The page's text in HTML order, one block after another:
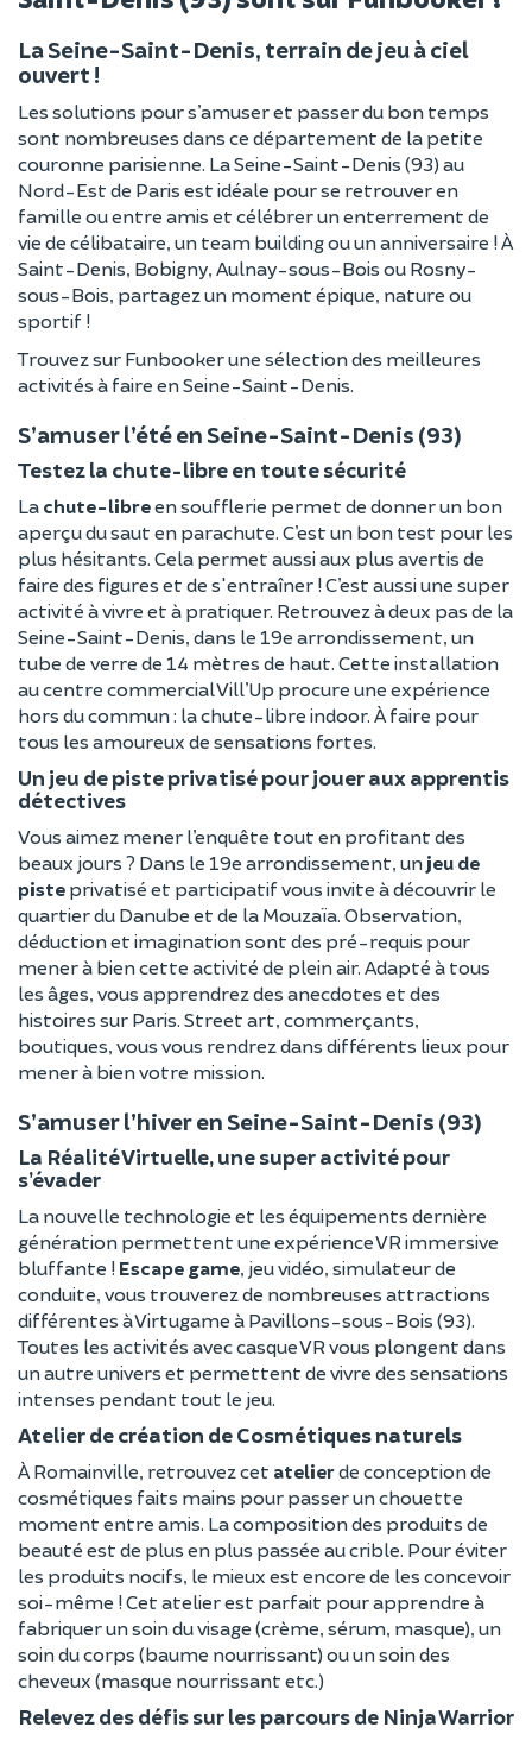
La Seine-Saint-Denis, terrain de jeu à ciel
ouvert !
Les solutions pour s’amuser et passer du bon temps
sont nombreuses dans ce département de la petite
couronne parisienne. La Seine-Saint-Denis (93) au
Nord-Est de Paris est idéale pour se retrouver en
famille ou entre amis et célébrer un enterrement de
vie de célibataire, un team building ou un anniversaire ! À
Saint-Denis, Bobigny, Aulnay-sous-Bois ou Rosny-
sous-Bois, partagez un moment épique, nature ou
sportif !
Trouvez sur Funbooker une sélection des meilleures
activités à faire en Seine-Saint-Denis.
S’amuser l’été en Seine-Saint-Denis (93)
Testez la chute-libre en toute sécurité
La chute-libreen soufflerie permet de donner un bon
aperçu du saut en parachute. C’est un bon test pour les
plus hésitants. Cela permet aussi aux plus avertis de
faire des figures et de s'entraîner ! C’est aussi une super
activité à vivre et à pratiquer. Retrouvez à deux pas de la
Seine-Saint-Denis, dans le 19e arrondissement, un
tube de verre de 14 mètres de haut. Cette installation
au centre commercial Vill’Up procure une expérience
hors du commun : la chute-libre indoor. À faire pour
tous les amoureux de sensations fortes.
Un jeu de piste privatisé pour jouer aux apprentis
détectives
Vous aimez mener l’enquête tout en profitant des
beaux jours ? Dans le 19e arrondissement, un jeu de
piste privatisé et participatif vous invite à découvrir le
quartier du Danube et de la Mouzaïa. Observation,
déduction et imagination sont des pré-requis pour
mener à bien cette activité de plein air. Adapté à tous
les âges, vous apprendrez des anecdotes et des
histoires sur Paris. Street art, commerçants,
boutiques, vous vous rendrez dans différents lieux pour
mener à bien votre mission.
S’amuser l’hiver en Seine-Saint-Denis (93)
La Réalité Virtuelle, une super activité pour
s’évader
La nouvelle technologie et les équipements dernière
génération permettent une expérience VR immersive
bluffante ! Escape game, jeu vidéo, simulateur de
conduite, vous trouverez de nombreuses attractions
différentes à Virtugame à Pavillons-sous-Bois (93).
Toutes les activités avec casque VR vous plongent dans
un autre univers et permettent de vivre des sensations
intenses pendant tout le jeu.
Atelier de création de Cosmétiques naturels
À Romainville, retrouvez cet atelierde conception de
cosmétiques faits mains pour passer un chouette
moment entre amis. La composition des produits de
beauté est de plus en plus passée au crible. Pour éviter
les produits nocifs, le mieux est encore de les concevoir
soi-même ! Cet atelier est parfait pour apprendre à
fabriquer un soin du visage (crème, sérum, masque), un
soin du corps (baume nourrissant) ou un soin des
cheveux (masque nourrissant etc.)
Relevez des défis sur les parcours de Ninja Warrior